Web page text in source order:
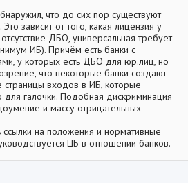
что до сих пор существуют
зависит от того, какая лицензия у
ДБО, универсальная требует
ИБ). Причём есть банки с
у которых есть ДБО для юр.лиц, но
что некоторые банки создают
страницы входов в ИБ, которые
для галочки. Подобная дискриминация
и массу отрицательных
на положения и нормативные
ЦБ в отношении банков.